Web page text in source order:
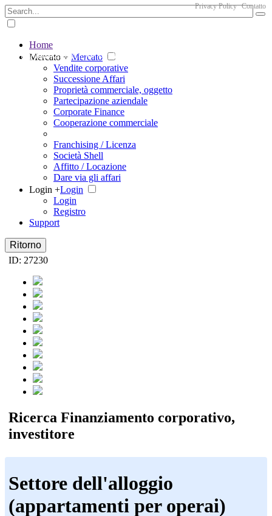
The big marketplace for business
Privacy Policy Contatto
Home
Mercato + Mercato
Vendite corporative
Successione Affari
Proprietà commerciale, oggetto
Partecipazione aziendale
Corporate Finance
Cooperazione commerciale
Franchising / Licenza
Società Shell
Affitto / Locazione
Dare via gli affari
Login +Login
Login
Registro
Support
Ritorno
ID: 27230
Ricerca Finanziamento corporativo,
investitore
Settore dell'alloggio
(appartamenti per operai)